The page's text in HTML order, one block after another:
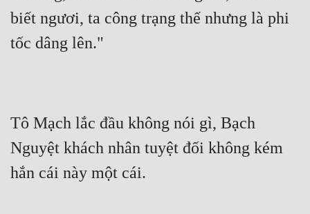
biết ngươi, ta công trạng thế nhưng là phi
tốc dâng lên."
Tô Mạch lắc đầu không nói gì, Bạch
Nguyệt khách nhân tuyệt đối không kém
hắn cái này một cái.